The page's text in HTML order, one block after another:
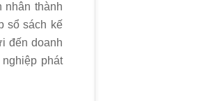
nhân thành
sổ sách kế
đến doanh
phát